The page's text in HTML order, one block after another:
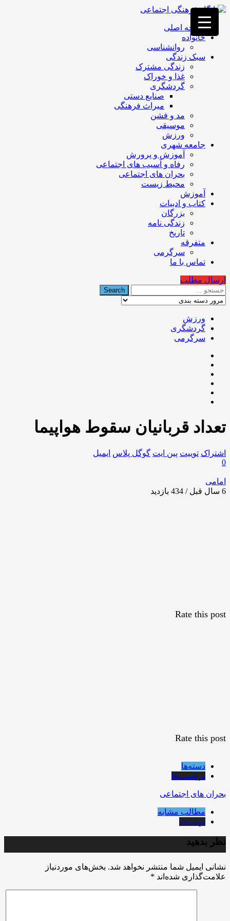
فصد
خون
غرب
تهران
خشکشویی
تصفیه
تهران
صفحه اصلی
خانواده
روانشناسی
سبک زندگی
زندگی مشترک
غذا و خوراک
گردشگری
صنایع دستی
میراث فرهنگی
مد و فشن
موسیقی
ورزش
جامعه شهری
آموزش و پرورش
رفاه و آسیب های اجتماعی
بحران های اجتماعی
محیط زیست
آموزش
کتاب و ادبیات
بزرگان
زندگی نامه
تاریخ
متفرقه
سرگرمی
تماس با ما
ارسال مطلب
ورزش
گردشگری
سرگرمی
تعداد قربانیان سقوط هواپیما
اشتراک توییت پین ایت گوگل‌ پلاس ایمیل
0
امامی
6 سال قبل / 434
بازدید
Rate this post
Rate this post
دسته‌ها
برچسب‌ها
بحران های اجتماعی
مطالب مشابه
نویسنده
نظر بدهید
نشانی ایمیل شما منتشر نخواهد شد. بخش‌های موردنیاز
علامت‌گذاری شده‌اند *